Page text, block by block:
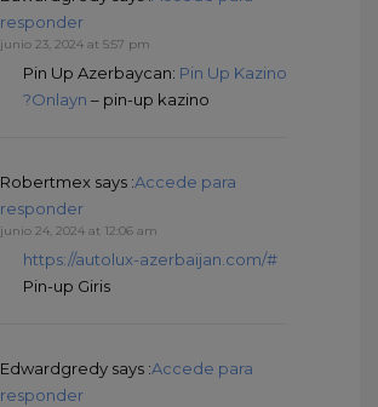
responder
junio 23, 2024 at 5:57 pm
Pin Up Azerbaycan: Pin Up Kazino
?Onlayn – pin-up kazino
Robertmex says :Accede para
responder
junio 24, 2024 at 12:06 am
https://autolux-azerbaijan.com/#
Pin-up Giris
Edwardgredy says :Accede para
responder